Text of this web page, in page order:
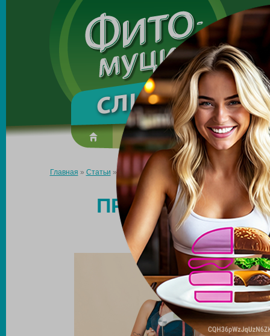
Made in the UK
О препарате Усиль эффект
Главная » Статьи »Преодолеваем эффект плато: как похудеть
ПОХУДЕТЬ